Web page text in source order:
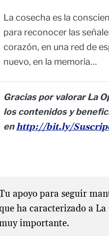
La cosecha es la
para reconocer las
corazón, en una red de
nuevo, en la memoria…
Gracias por valorar La
los contenidos y
enhttp://bit.ly/
apoyo para seguir
ha caracterizado a
importante.